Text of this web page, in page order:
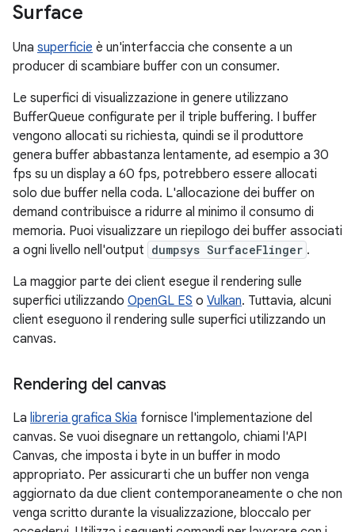
Surface
Una superficie è un'interfaccia che consente a un
producer di scambiare buffer con un consumer.
Le superfici di visualizzazione in genere utilizzano
BufferQueue configurate per il triple buffering. I buffer
vengono allocati su richiesta, quindi se il produttore
genera buffer abbastanza lentamente, ad esempio a 30
fps su un display a 60 fps, potrebbero essere allocati
solo due buffer nella coda. L'allocazione dei buffer on
demand contribuisce a ridurre al minimo il consumo di
memoria. Puoi visualizzare un riepilogo dei buffer associati
a ogni livello nell'output dumpsys SurfaceFlinger .
La maggior parte dei client esegue il rendering sulle
superfici utilizzando OpenGL ES o Vulkan. Tuttavia, alcuni
client eseguono il rendering sulle superfici utilizzando un
canvas.
Rendering del canvas
La libreria grafica Skia fornisce l'implementazione del
canvas. Se vuoi disegnare un rettangolo, chiami l'API
Canvas, che imposta i byte in un buffer in modo
appropriato. Per assicurarti che un buffer non venga
aggiornato da due client contemporaneamente o che non
venga scritto durante la visualizzazione, bloccalo per